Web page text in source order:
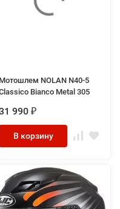
Мотошлем NOLAN N40-5
Bianco Metal 305
990 ₽
В корзину